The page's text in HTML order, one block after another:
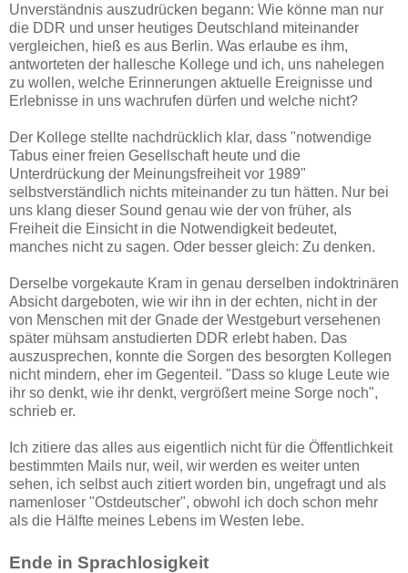
Unverständnis auszudrücken begann: Wie könne man nur
die DDR und unser heutiges Deutschland miteinander
vergleichen, hieß es aus Berlin. Was erlaube es ihm,
antworteten der hallesche Kollege und ich, uns nahelegen
zu wollen, welche Erinnerungen aktuelle Ereignisse und
Erlebnisse in uns wachrufen dürfen und welche nicht?
Der Kollege stellte nachdrücklich klar, dass "notwendige
Tabus einer freien Gesellschaft heute und die
Unterdrückung der Meinungsfreiheit vor 1989"
selbstverständlich nichts miteinander zu tun hätten. Nur bei
uns klang dieser Sound genau wie der von früher, als
Freiheit die Einsicht in die Notwendigkeit bedeutet,
manches nicht zu sagen. Oder besser gleich: Zu denken.
Derselbe vorgekaute Kram in genau derselben indoktrinären
Absicht dargeboten, wie wir ihn in der echten, nicht in der
von Menschen mit der Gnade der Westgeburt versehenen
später mühsam anstudierten DDR erlebt haben. Das
auszusprechen, konnte die Sorgen des besorgten Kollegen
nicht mindern, eher im Gegenteil. "Dass so kluge Leute wie
ihr so denkt, wie ihr denkt, vergrößert meine Sorge noch",
schrieb er.
Ich zitiere das alles aus eigentlich nicht für die Öffentlichkeit
bestimmten Mails nur, weil, wir werden es weiter unten
sehen, ich selbst auch zitiert worden bin, ungefragt und als
namenloser "Ostdeutscher", obwohl ich doch schon mehr
als die Hälfte meines Lebens im Westen lebe.
Ende in Sprachlosigkeit